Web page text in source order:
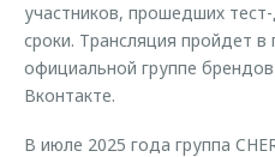
участников, прошедших
сроки. Трансляция пройдет
официальной группе
Вконтакте.
В июле 2025 года группа